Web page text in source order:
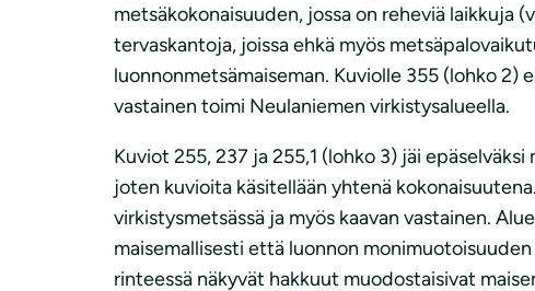
metsäkokonaisuuden, jossa on reheviä laikkuja
tervaskantoja, joissa ehkä myös
luonnonmetsämaiseman. Kuviolle 355 (lohko 2)
vastainen toimi Neulaniemen virkistysalueella.
Kuviot 255, 237 ja 255,1 (lohko 3) jäi
joten kuvioita käsitellään yhtenä
virkistysmetsässä ja myös kaavan vastainen.
maisemallisesti että luonnon
rinteessä näkyvät hakkuut muodostaisivat